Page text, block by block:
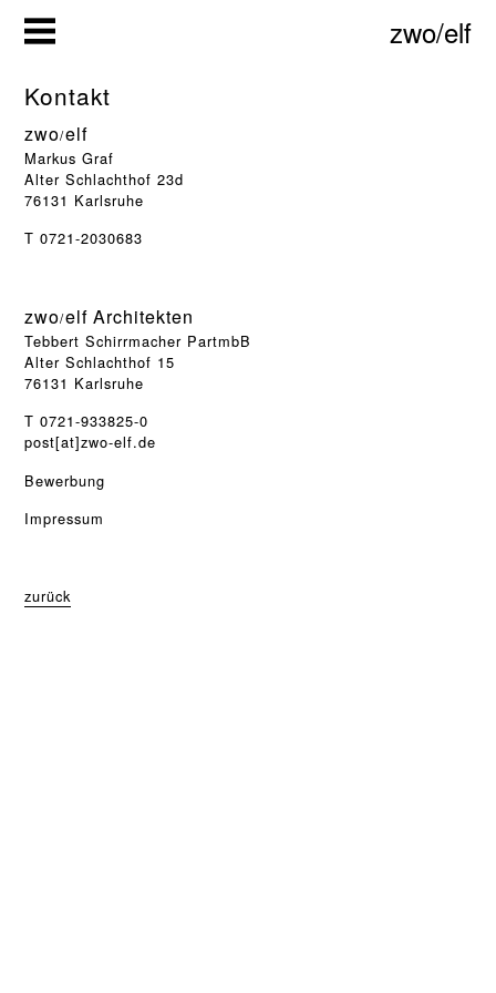
Zum
Inhalt
zwo/elf
Kontakt
zwo/elf
Markus Graf
Alter Schlachthof 23d
76131 Karlsruhe
T 0721-2030683
zwo/elf Architekten
Tebbert Schirrmacher PartmbB
Alter Schlachthof 15
76131 Karlsruhe
T 0721-933825-0
post[at]zwo-elf.de
Bewerbung
Impressum
zurück